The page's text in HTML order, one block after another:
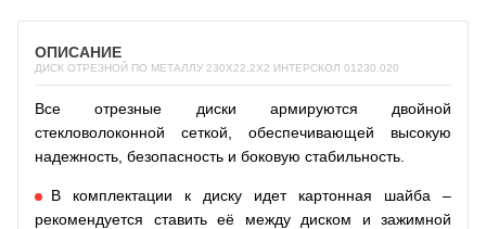
ОПИСАНИЕ
ДИСК ОТРЕЗНОЙ ПО МЕТАЛЛУ 230X22,2X2 ИНТЕРСКОЛ 01230.020
Все отрезные диски армируются двойной
стекловолоконной сеткой, обеспечивающей высокую
надежность, безопасность и боковую стабильность.
В комплектации к диску идет картонная шайба –
рекомендуется ставить её между диском и зажимной